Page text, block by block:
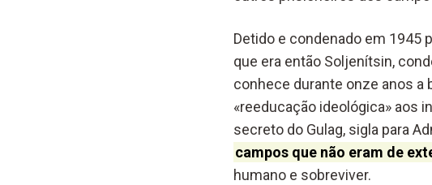
Detido e condenado em 1945
que era então Soljenítsin,
conhece durante onze anos a
«reeducação ideológica» aos
secreto do Gulag, sigla para
campos que não eram de
humano e sobreviver.